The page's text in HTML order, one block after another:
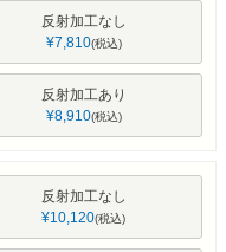
反射加工なし
¥7,810 税込
反射加工あり
¥8,910 税込
反射加工なし
¥10,120 税込